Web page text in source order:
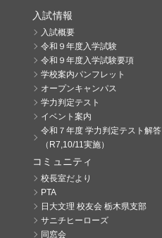
入試情報
入試概要
令和９年度入学試験
令和９年度入学試験要項
学校案内パンフレット
オープンキャンパス
学力判定テスト
イベント案内
令和７年度 学力判定テスト解答
（R7,10/11実施）
コミュニティ
校長室だより
PTA
日大文理 校友会 栃木県支部
サニチヒーローズ
同窓会